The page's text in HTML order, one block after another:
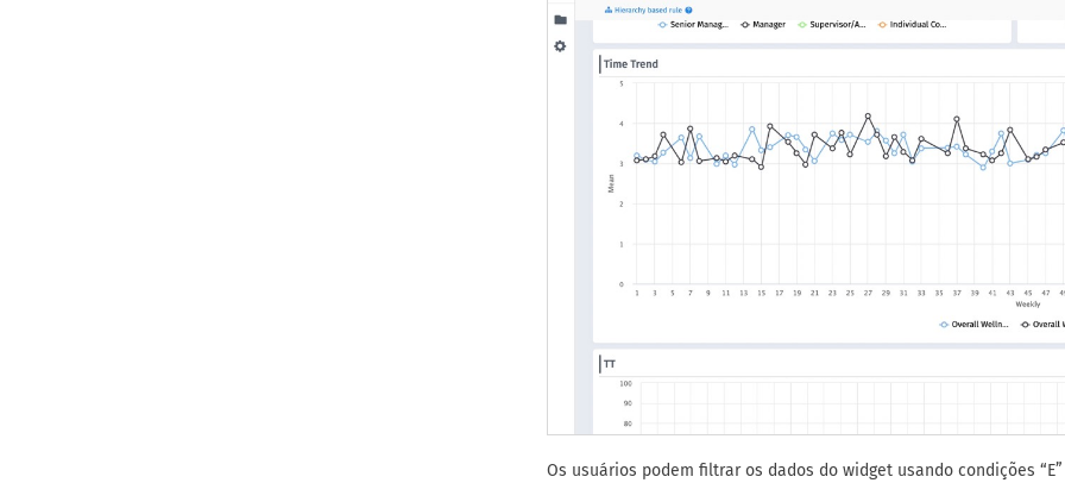
Os usuários podem filtrar os dados do widget usando condições “E”